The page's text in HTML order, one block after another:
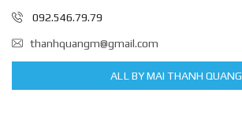
092.546.79.79
thanhquangm@gmail.com
ALL BY MAI THANH QUANG